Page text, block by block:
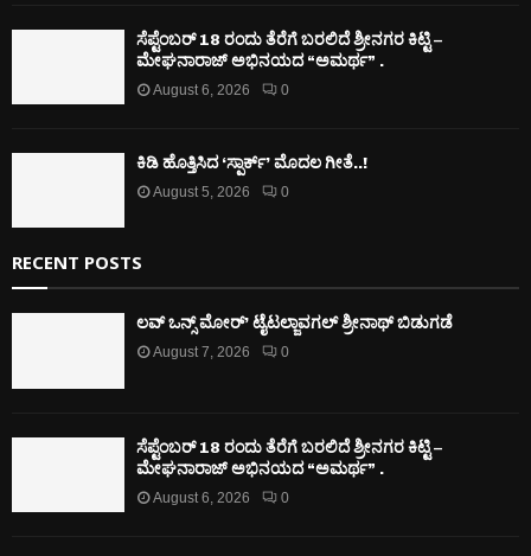
ಸೆಪ್ಟೆಂಬರ್ 18 ರಂದು ತೆರೆಗೆ ಬರಲಿದೆ ಶ್ರೀನಗರ ಕಿಟ್ಟಿ –
ಮೇಘನಾರಾಜ್ ಅಭಿನಯದ “ಅಮರ್ಥ” .
August 6, 2026 0
ಕಿಡಿ‌‌ ಹೊತ್ತಿಸಿದ ‘ಸ್ಪಾರ್ಕ್’ ಮೊದಲ‌ ಗೀತೆ..!
August 5, 2026 0
RECENT POSTS
ಲವ್ ಒನ್ಸ್ ಮೋರ್’ ಟೈಟಲ್ಜಾವಗಲ್ ಶ್ರೀನಾಥ್ ಬಿಡುಗಡೆ
August 7, 2026 0
ಸೆಪ್ಟೆಂಬರ್ 18 ರಂದು ತೆರೆಗೆ ಬರಲಿದೆ ಶ್ರೀನಗರ ಕಿಟ್ಟಿ –
ಮೇಘನಾರಾಜ್ ಅಭಿನಯದ “ಅಮರ್ಥ” .
August 6, 2026 0